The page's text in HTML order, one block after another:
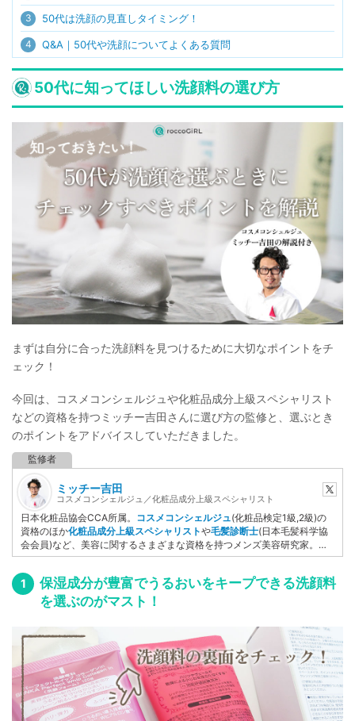
3 50代は洗顔の見直しタイミング！
4 Q&A｜50代や洗顔についてよくある質問
50代に知ってほしい洗顔料の選び方
まずは自分に合った洗顔料を見つけるために大切なポイントをチ
ェック！
今回は、コスメコンシェルジュや化粧品成分上級スペシャリスト
などの資格を持つミッチー吉田さんに選び方の監修と、選ぶとき
のポイントをアドバイスしていただきました。
ミッチー吉田
コスメコンシェルジュ／化粧品成分上級スペシャリスト
日本化粧品協会CCA所属。 コスメコンシェルジュ(化粧品検定1級,2級)の
資格のほか化粧品成分上級スペシャリストや毛髪診断士(日本毛髪科学協
会会員)など、美容に関するさまざまな資格を持つメンズ美容研究家。妻
の肌トラブルをケアするために化粧品検定を取得後、美容ライターとして
自ら執筆するだけでなく記事監修など美容ジャンルを中心に活動してい
る。 YMAA（薬機法医療法認証）取得者。
保湿成分が豊富でうるおいをキープできる洗顔料
を選ぶのがマスト！